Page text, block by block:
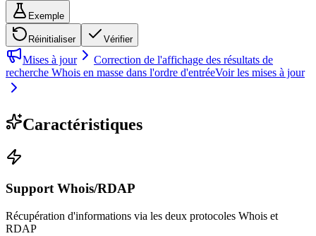
Exemple
Réinitialiser Vérifier
Mises à jour
Correction de l'affichage des résultats de
recherche Whois en masse dans l'ordre d'entréeVoir les mises à jour
Caractéristiques
Support Whois/RDAP
Récupération d'informations via les deux protocoles Whois et
RDAP